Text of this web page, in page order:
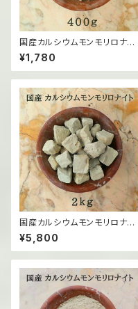
国産カルシウムモンモリロナイト
（固形）/400g
¥1,780
国産カルシウムモンモリロナイト
（固形）/2kg
¥5,800